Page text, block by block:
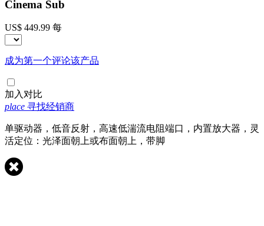
Cinema Sub
US$ 449.99 每
成为第一个评论该产品
加入对比
place 寻找经销商
单驱动器，低音反射，高速低湍流电阻端口，内置放大器，灵
活定位：光泽面朝上或布面朝上，带脚